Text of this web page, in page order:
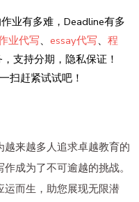
业有多难，Deadline有多
业代写、 essay代写、 程
支持分期，隐私保证！
扫赶紧试试吧！
来越多人追求卓越教育的
成为了不可逾越的挑战。
而生，助您展现无限潜